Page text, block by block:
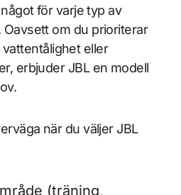
för varje typ av
om du prioriterar
eller
erbjuder JBL en modell
när du väljer JBL
(träning,